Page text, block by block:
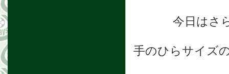
今日はさ
手のひらサイズ